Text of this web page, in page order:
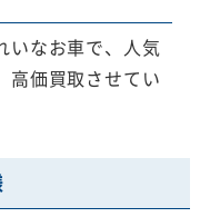
いなお車で、人気
高価買取させてい